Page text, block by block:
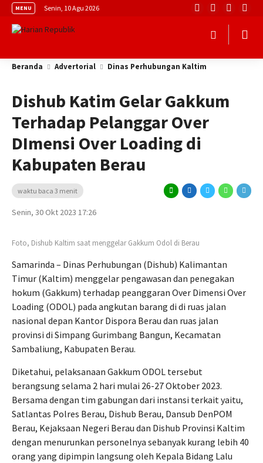
MENU Senin, 10 Agu 2026
Beranda Advertorial Dinas Perhubungan Kaltim
Dishub Katim Gelar Gakkum
Terhadap Pelanggar Over
DImensi Over Loading di
Kabupaten Berau
waktu baca 3 menit
Senin, 30 Okt 2023 17:26
Foto, Dishub Kaltim saat menggelar Gakkum Odol di Berau
Samarinda – Dinas Perhubungan (Dishub) Kalimantan
Timur (Kaltim) menggelar pengawasan dan penegakan
hokum (Gakkum) terhadap peanggaran Over Dimensi Over
Loading (ODOL) pada angkutan barang di di ruas jalan
nasional depan Kantor Dispora Berau dan ruas jalan
provinsi di Simpang Gurimbang Bangun, Kecamatan
Sambaliung, Kabupaten Berau.
Diketahui, pelaksanaan Gakkum ODOL tersebut
berangsung selama 2 hari mulai 26-27 Oktober 2023.
Bersama dengan tim gabungan dari instansi terkait yaitu,
Satlantas Polres Berau, Dishub Berau, Dansub DenPOM
Berau, Kejaksaan Negeri Berau dan Dishub Provinsi Kaltim
dengan menurunkan personelnya sebanyak kurang lebih 40
orang yang dipimpin langsung oleh Kepala Bidang Lalu